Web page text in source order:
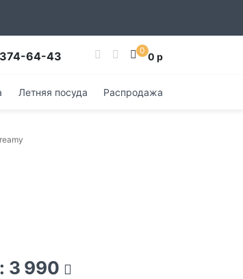
64-43 0 0 р
Летняя посуда Распродажа
3 990